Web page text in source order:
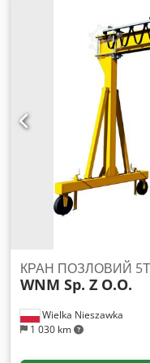
Codowr Artspfx Abwjrf
фундаменту за
зручна експлуатація,
робочий діапазон. ✅
підприємств для
умов праці. ✅ У
та портальні крани —
ефективності.
Wielka Nieszawka
1 030 km
КРАН ПОЗЛОВИЙ
WNM Sp. Z O.O.